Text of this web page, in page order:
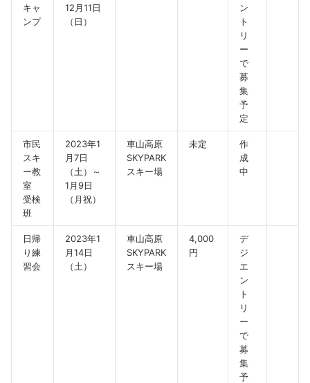
キャ
ンプ
12月11日
（日）
ン
ト
リ
ー
で
募
集
予
定
市民
スキ
ー教
室
受検
班
2023年1
月7日
（土）～
1月9日
（月祝）
車山高原
SKYPARK
スキー場
未定
作
成
中
日帰
り練
習会
2023年1
月14日
（土）
車山高原
SKYPARK
スキー場
4,000
円
デ
ジ
エ
ン
ト
リ
ー
で
募
集
予